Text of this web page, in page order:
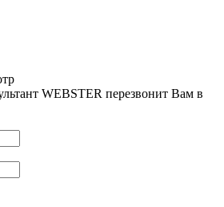
WEBSTER перезвонит Вам в